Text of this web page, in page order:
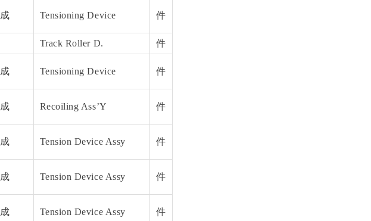
Tensioning Device 件
Track Roller D. 件
Tensioning Device 件
Recoiling Ass’Y 件
Tension Device Assy 件
Tension Device Assy 件
Tension Device Assy 件